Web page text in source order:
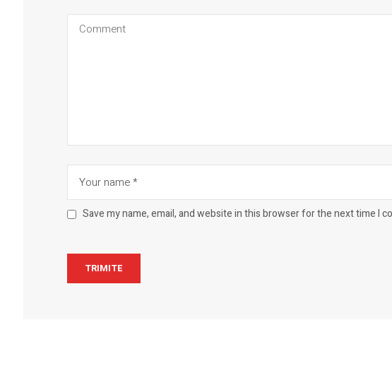
Save my name, email, and website in this browser for the next time I